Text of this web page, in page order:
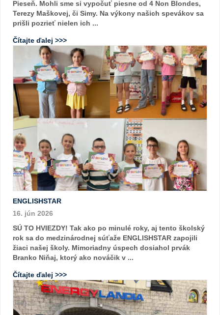
Pieseň. Mohli sme si vypočuť piesne od 4 Non Blondes,
Terezy Maškovej, či Simy. Na výkony našich spevákov sa
prišli pozrieť nielen ich ...
Čítajte ďalej >>>
ENGLISHSTAR
16. jún 2026
SÚ TO HVIEZDY! Tak ako po minulé roky, aj tento školský
rok sa do medzinárodnej súťaže ENGLISHSTAR zapojili
žiaci našej školy. Mimoriadny úspech dosiahol prvák
Branko Niňaj, ktorý ako nováčik v ...
Čítajte ďalej >>>